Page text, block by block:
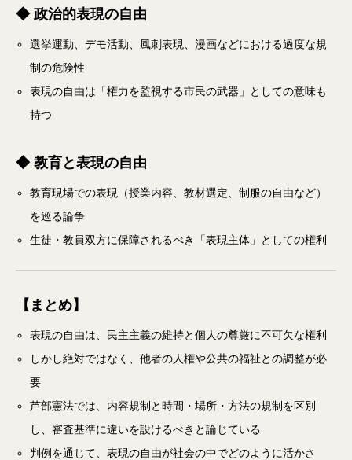
◆ 政治的表現の自由
選挙運動、デモ活動、風刺表現、漫画などにおける過度な規
制の危険性
表現の自由は「権力を監視する市民の武器」としての意味も
持つ
◆ 教育と表現の自由
教育現場での表現（授業内容、教材選定、制服の自由など）
を巡る論争
生徒・教員双方に保障されるべき「表現主体」としての権利
【まとめ】
表現の自由は、民主主義の維持と個人の尊厳に不可欠な権利
しかし絶対ではなく、他者の人権や公共の福祉との調整が必
要
芦部憲法では、内容規制と時間・場所・方法の規制を区別
し、審査基準に違いを設けるべきと論じている
判例を通じて、表現の自由が社会の中でどのように活かさ